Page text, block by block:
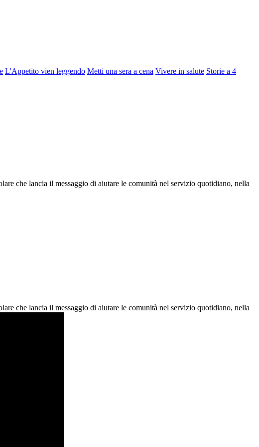
L'Appetito vien leggendo Metti una sera a cena Vivere in salute Storie a 4
che lancia il messaggio di aiutare le comunità nel servizio quotidiano, nella
che lancia il messaggio di aiutare le comunità nel servizio quotidiano, nella